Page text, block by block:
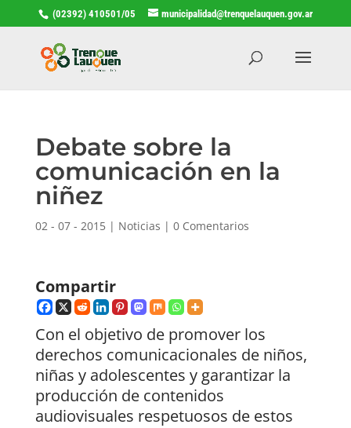
(02392) 410501/05 municipalidad@trenquelauquen.gov.ar
Debate sobre la
comunicación en la
niñez
02 - 07 - 2015| Noticias | 0 Comentarios
Compartir
Con el objetivo de promover los
derechos comunicacionales de niños,
niñas y adolescentes y garantizar la
producción de contenidos
audiovisuales respetuosos de estos